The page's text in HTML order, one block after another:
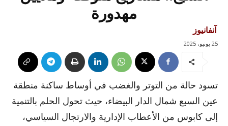
مهدورة
آنفانيوز
25 يونيو، 2025
تسود حالة من التوتر والغضب في أوساط ساكنة منطقة
عين السبع شمال الدار البيضاء، حيث تحول الحلم بالتنمية
إلى كابوس من الأعطاب الإدارية والارتجال السياسي،